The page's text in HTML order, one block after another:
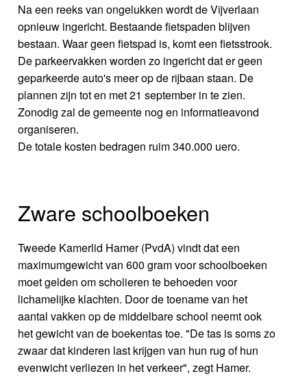
Na een reeks van ongelukken wordt de Vijverlaan
opnieuw ingericht. Bestaande fietspaden blijven
bestaan. Waar geen fietspad is, komt een fietsstrook.
De parkeervakken worden zo ingericht dat er geen
geparkeerde auto's meer op de rijbaan staan. De
plannen zijn tot en met 21 september in te zien.
Zonodig zal de gemeente nog en informatieavond
organiseren.
De totale kosten bedragen ruim 340.000 uero.
Zware schoolboeken
Tweede Kamerlid Hamer (PvdA) vindt dat een
maximumgewicht van 600 gram voor schoolboeken
moet gelden om scholieren te behoeden voor
lichamelijke klachten. Door de toename van het
aantal vakken op de middelbare school neemt ook
het gewicht van de boekentas toe. "De tas is soms zo
zwaar dat kinderen last krijgen van hun rug of hun
evenwicht verliezen in het verkeer", zegt Hamer.